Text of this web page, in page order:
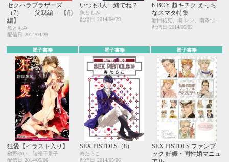
セクハラブラザーズ
（7） －父親編－ 【前
編】
魚ともみ
配信日
2014/04/29
いつも3人一緒でね？
魚ともみ
配信日
2014/04/29
b-BOY 超キチク えっち
なスマタ特集
配信日
2014/05/02
電子書籍
狂愛【イラスト入り】
櫛野ゆい、陸裕千景子
配信日 2014/05/06
電子書籍
SEX PISTOLS（8）
寿たらこ
配信日 2014/05/06
電子書籍
SEX PISTOLS ファンブ
ック 妊娠・同性婚マニュ